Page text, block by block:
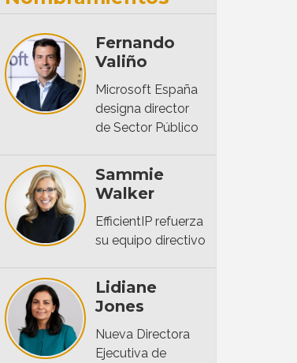
Fernando
Valiño
Microsoft España
designa director
de Sector Público
Sammie
Walker
EfficientIP refuerza
su equipo directivo
Lidiane
Jones
Nueva Directora
Ejecutiva de